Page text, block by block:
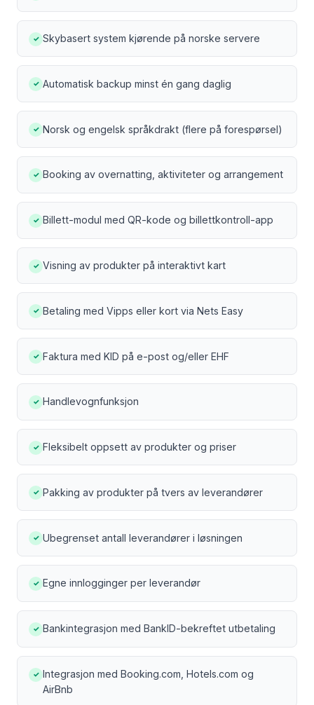
✓ Skybasert system kjørende på norske servere
✓ Automatisk backup minst én gang daglig
✓ Norsk og engelsk språkdrakt (flere på forespørsel)
✓ Booking av overnatting, aktiviteter og arrangement
✓ Billett-modul med QR-kode og billettkontroll-app
✓ Visning av produkter på interaktivt kart
✓ Betaling med Vipps eller kort via Nets Easy
✓ Faktura med KID på e-post og/eller EHF
✓ Handlevognfunksjon
✓ Fleksibelt oppsett av produkter og priser
✓ Pakking av produkter på tvers av leverandører
✓ Ubegrenset antall leverandører i løsningen
✓ Egne innlogginger per leverandør
✓ Bankintegrasjon med BankID-bekreftet utbetaling
✓ Integrasjon med Booking.com, Hotels.com og
AirBnb